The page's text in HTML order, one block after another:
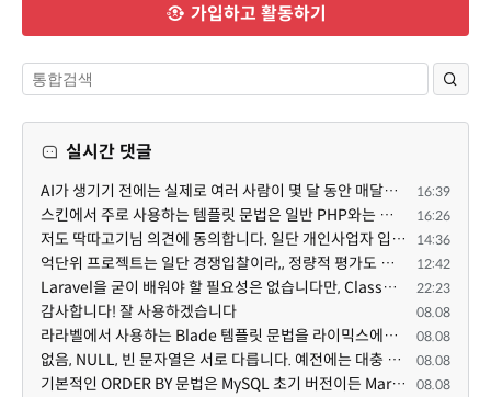
가입하고 활동하기
실시간 댓글
AI가 생기기 전에는 실제로 여러 사람이 몇 달 동안 매달려야 하는 프로젝트였는데... 이제는 한두 명이 쳐... 16:39
스킨에서 주로 사용하는 템플릿 문법은 일반 PHP와는 다른 고유의 문법이라고 부를 만한 여지가 있습니다. ... 16:26
저도 딱따고기님 의견에 동의합니다. 일단 개인사업자 입장에서 억단위 프로젝트를 진행하면 요구사항도 빡... 14:36
억단위 프로젝트는 일단 경쟁입찰이라,, 정량적 평가도 중요합니다. 그래서 많은 고급인력을 보유할수록 유... 12:42
Laravel을 굳이 배워야 할 필요성은 없습니다만, Class기반의 객체 지향 프로그래밍과, PSR-4라는 Composer... 22:23
감사합니다! 잘 사용하겠습니다 08.08
라라벨에서 사용하는 Blade 템플릿 문법을 라이믹스에서도 일부분 도입하였는데, 양쪽의 템플릿 매뉴얼 분량... 08.08
없음, NULL, 빈 문자열은 서로 다릅니다. 예전에는 대충 써도 서로 통용되었지만, 그것 때문에 버그나 보안... 08.08
기본적인 ORDER BY 문법은 MySQL 초기 버전이든 MariaDB 최신 버전이든 차이가 없습니다. 라이믹스 게시판에... 08.08